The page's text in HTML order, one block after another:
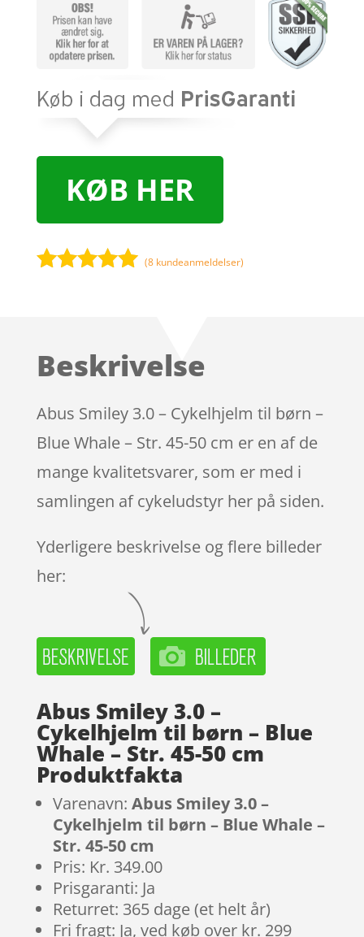
KØB HER
kundebedøm
(8 kundeanmeldelser)
Beskrivelse
Abus Smiley 3.0 – Cykelhjelm til børn –
Blue Whale – Str. 45-50 cm er en af de
mange kvalitetsvarer, som er med i
samlingen af cykeludstyr her på siden.
Yderligere beskrivelse og flere billeder
her:
Abus Smiley 3.0 –
Cykelhjelm til børn – Blue
Whale – Str. 45-50 cm
Produktfakta
Varenavn: Abus Smiley 3.0 –
Cykelhjelm til børn – Blue Whale –
Str. 45-50 cm
Pris: Kr. 349.00
Prisgaranti: Ja
Returret: 365 dage (et helt år)
Fri fragt: Ja, ved køb over kr. 299